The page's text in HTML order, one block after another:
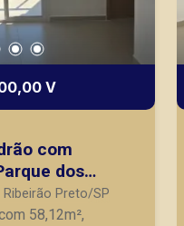
V
com
dos
de Ribeirão
Preto/SP
58,12m²,